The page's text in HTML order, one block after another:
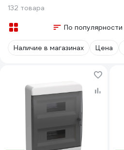
132 товара
По популярности
Наличие в магазинах Цена